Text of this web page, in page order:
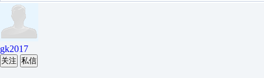
gk2017
关注 私信